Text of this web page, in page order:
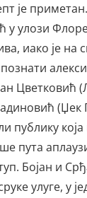
је
у улози
иако је на
Цветковић
(Џек
публику
пута
Бојан и
улуге, у